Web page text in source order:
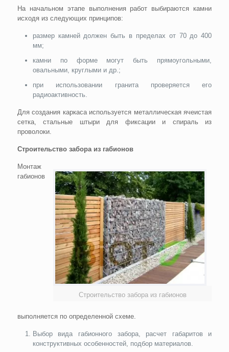
На начальном этапе выполнения работ выбираются камни
исходя из следующих принципов:
размер камней должен быть в пределах от 70 до 400
мм;
камни по форме могут быть прямоугольными,
овальными, круглыми и др.;
при использовании гранита проверяется его
радиоактивность.
Для создания каркаса используется металлическая ячеистая
сетка, стальные штыри для фиксации и спираль из
проволоки.
Строительство забора из габионов
Строительство забора из габионов
Монтаж
габионов
выполняется по определенной схеме.
Выбор вида габионного забора, расчет габаритов и
конструктивных особенностей, подбор материалов.